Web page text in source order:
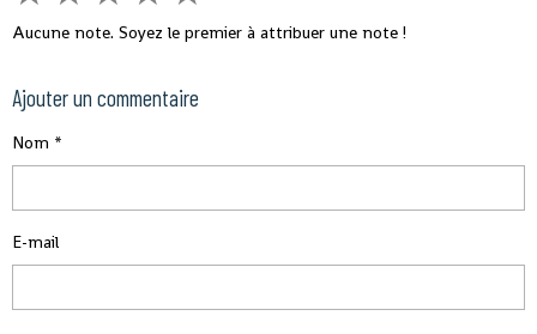
Aucune note. Soyez le premier à attribuer une note !
Ajouter un commentaire
Nom
E-mail